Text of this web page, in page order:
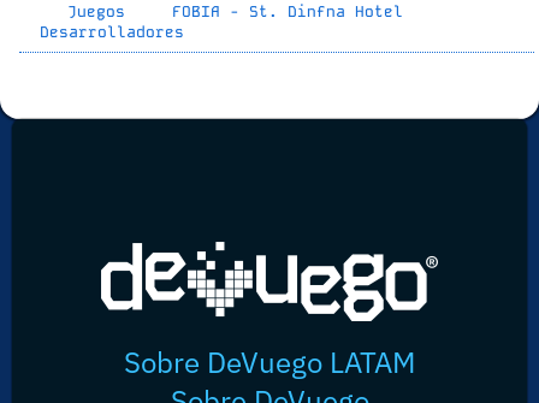
Juegos
FOBIA - St. Dinfna Hotel
Desarrolladores
Sobre DeVuego LATAM